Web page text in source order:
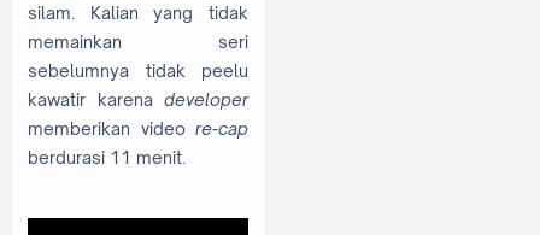
silam. Kalian yang tidak
memainkan seri
sebelumnya tidak peelu
kawatir karena developer
memberikan video re-cap
berdurasi 11 menit.